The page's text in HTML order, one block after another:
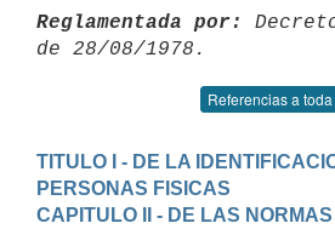
Reglamentada por:
Referencias a
TITULO I - DE LA
PERSONAS FISICAS
CAPITULO II - DE LAS